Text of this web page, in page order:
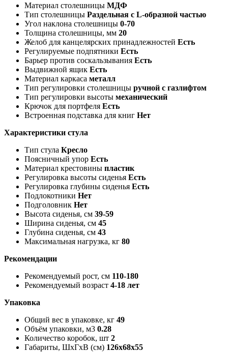
Материал столешницы МДФ
Тип столешницы Раздельная с L-образной частью
Угол наклона столешницы 0-70
Толщина столешницы, мм 20
Желоб для канцелярских принадлежностей Есть
Регулируемые подпятники Есть
Барьер против соскальзывания Есть
Выдвижной ящик Есть
Материал каркаса металл
Тип регулировки столешницы ручной с газлифтом
Тип регулировки высоты механический
Крючок для портфеля Есть
Встроенная подставка для книг Нет
Характеристики стула
Тип стула Кресло
Поясничный упор Есть
Материал крестовины пластик
Регулировка высоты сиденья Есть
Регулировка глубины сиденья Есть
Подлокотники Нет
Подголовник Нет
Высота сиденья, см 39-59
Ширина сиденья, см 45
Глубина сиденья, см 43
Максимальная нагрузка, кг 80
Рекомендации
Рекомендуемый рост, см 110-180
Рекомендуемый возраст 4-18 лет
Упаковка
Общий вес в упаковке, кг 49
Объём упаковки, м3 0.28
Количество коробок, шт 2
Габариты, ШxГxВ (см) 126x68x55